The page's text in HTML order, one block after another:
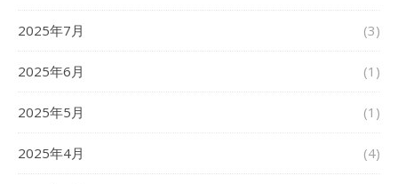
2025年7月 (3)
2025年6月 (1)
2025年5月 (1)
2025年4月 (4)